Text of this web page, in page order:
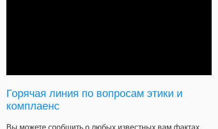
Горячая линия по вопросам этики и
комплаенс